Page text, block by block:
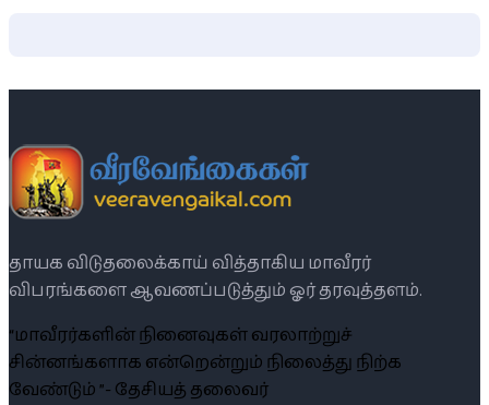
தாயக விடுதலைக்காய் வித்தாகிய மாவீரர்
விபரங்களை ஆவணப்படுத்தும் ஓர் தரவுத்தளம்.
“மாவீரர்களின் நினைவுகள் வரலாற்றுச்
சின்னங்களாக என்றென்றும் நிலைத்து நிற்க
வேண்டும் ”- தேசியத் தலைவர்